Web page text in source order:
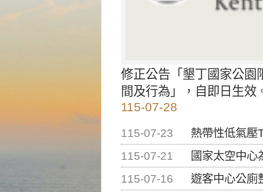
修正公告「墾丁國家公園
間及行為」，自即日生效
115-07-28
115-07-23
熱帶性低氣壓
115-07-21
國家太空中心為辦理
115-07-16
遊客中心公廁